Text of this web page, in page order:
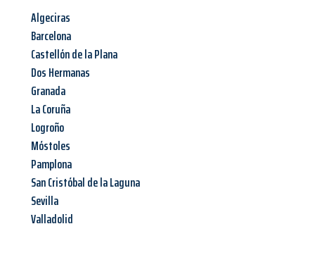
Algeciras
Barcelona
Castellón de la Plana
Dos Hermanas
Granada
La Coruña
Logroño
Móstoles
Pamplona
San Cristóbal de la Laguna
Sevilla
Valladolid